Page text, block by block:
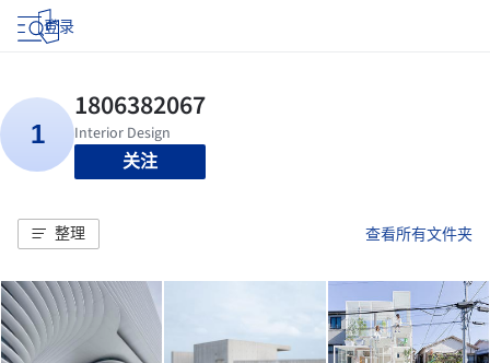
登录
关注
整理 查看所有文件夹